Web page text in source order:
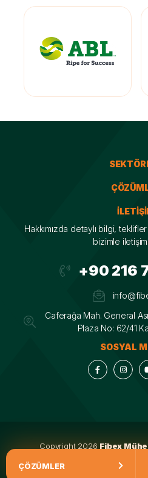
Hakkımızda detaylı bilgi,
bizimle
+90 216
Caferağa Mah. General
Plaza No: 62/41
SOSYAL
Copyright 2026 Fibex
design by
ÇÖZÜMLER